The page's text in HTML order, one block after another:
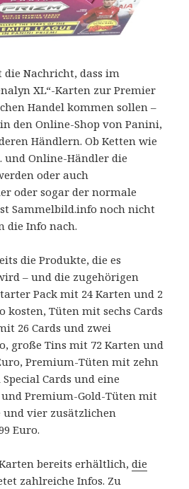
die Nachricht, dass im
XL“-Karten zur Premier
Handel kommen sollen –
den Online-Shop von Panini,
Händlern. Ob Ketten wie
und Online-Händler die
oder auch
oder sogar der normale
Sammelbild.info noch nicht
die Info nach.
die Produkte, die es
– und die zugehörigen
Pack mit 24 Karten und 2
kosten, Tüten mit sechs Cards
26 Cards und zwei
große Tins mit 72 Karten und
Premium-Tüten mit zehn
Cards und eine
Premium-Gold-Tüten mit
vier zusätzlichen
Euro.
bereits erhältlich,die
zahlreiche Infos. Zu